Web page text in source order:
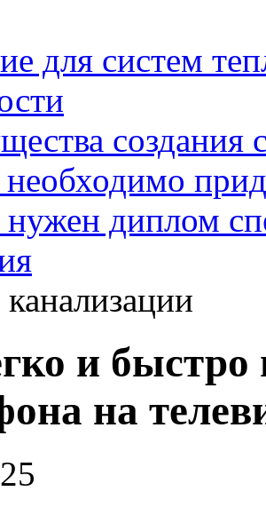
для систем
создания
диплом
и быстро
на